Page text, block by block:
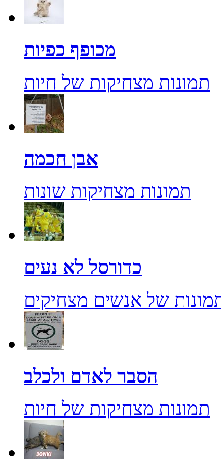
מכופף כפיות
תמונות מצחיקות של חיות
אבן חכמה
תמונות מצחיקות שונות
כדורסל לא נעים
של אנשים מצחיקים
הסבר לאדם ולכלב
תמונות מצחיקות של חיות